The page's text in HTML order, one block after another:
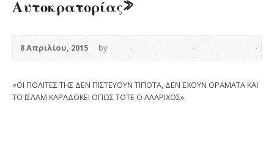
Αυτοκρατορίας»
8 Απριλίου, 2015 by
«ΟΙ ΠΟΛΙΤΕΣ ΤΗΣ ΔΕΝ ΠΙΣΤΕΥΟΥΝ ΤΙΠΟΤΑ, ΔΕΝ ΕΧΟΥΝ ΟΡΑΜΑΤΑ ΚΑΙ
ΤΟ ΙΣΛΑΜ ΚΑΡΑΔΟΚΕΙ ΟΠΩΣ ΤΟΤΕ Ο ΑΛΑΡΙΧΟΣ»